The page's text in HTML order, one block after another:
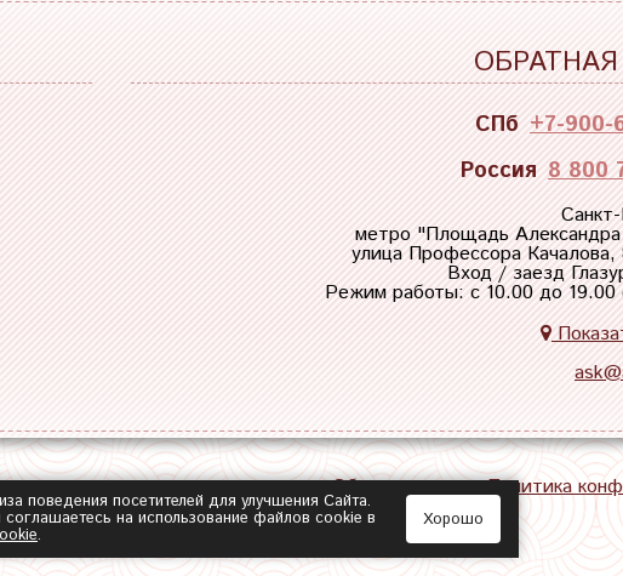
СПб +7-900-
Россия 8 800
метро "Площадь Александра
улица Профессора
Вход / заезд
Режим работы: с 10.00 до 19.00
Обратная связь Политика
поведения посетителей для улучшения Сайта.
на использование файлов cookie в
.
Хорошо